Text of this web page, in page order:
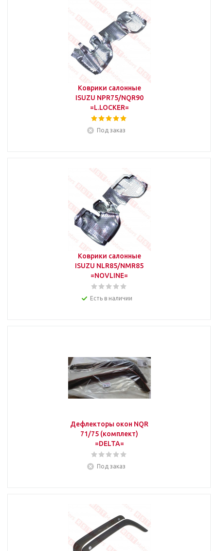
Коврики салонные
ISUZU NPR75/NQR90
=L.LOCKER=
Под заказ
Коврики салонные
ISUZU NLR85/NMR85
=NOVLINE=
Есть в наличии
Дефлекторы окон NQR
71/75 (комплект)
=DELTA=
Под заказ